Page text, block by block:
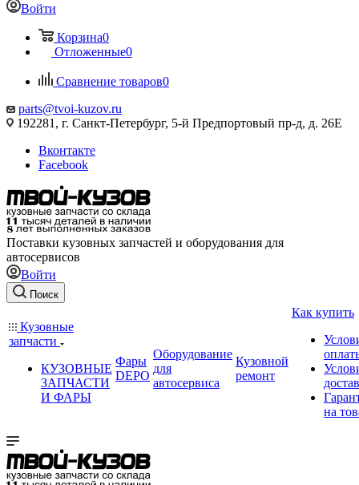
Войти
Корзина0
Отложенные0
Сравнение товаров0
parts@tvoi-kuzov.ru
192281, г. Санкт-Петербург, 5-й Предпортовый пр-д, д. 26Е
Вконтакте
Facebook
Поставки кузовных запчастей и оборудования для
автосервисов
Войти
Поиск
Кузовные
запчасти
КУЗОВНЫЕ
ЗАПЧАСТИ
И ФАРЫ
Фары
DEPO
Оборудование
для
автосервиса
Кузовной
ремонт
Как купить
на